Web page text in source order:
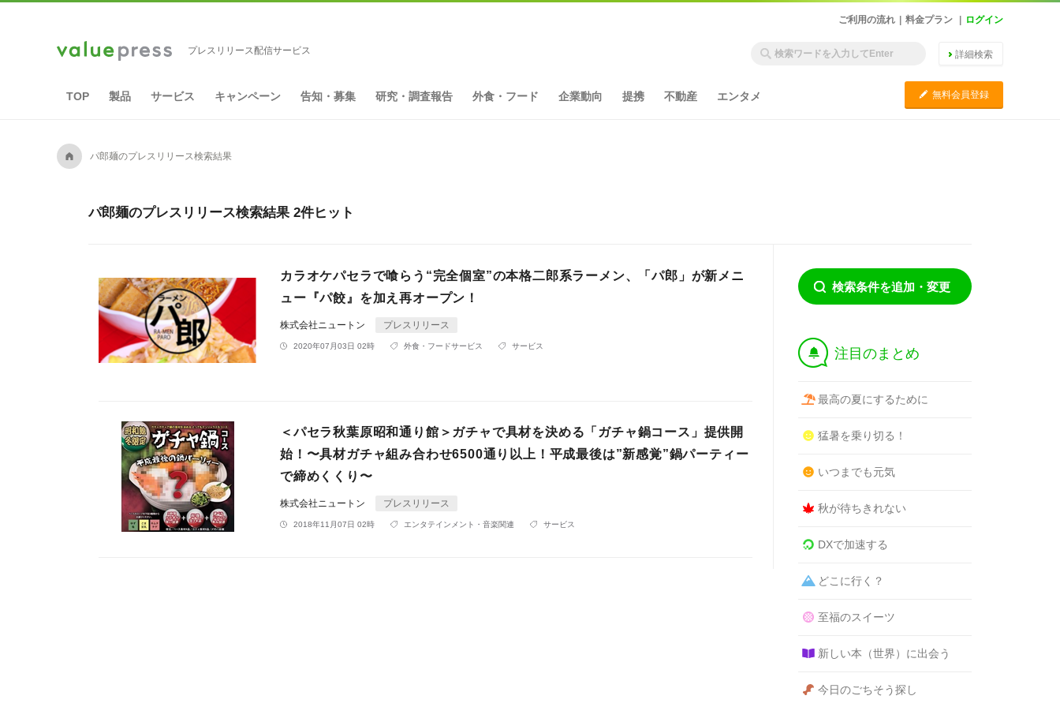
ご利用の流れ 料金プラン ログイン
プレスリリース配信サービス 詳細検索
TOP 製品 サービス キャンペーン 告知・募集 研究・調査報告 外食・フード 企業動向 提携 不動産 エンタメ C 無料会員登録
A パ郎麺のプレスリリース検索結果
パ郎麺のプレスリリース検索結果 2件ヒット
カラオケパセラで喰らう“完全個室”の本格二郎系ラーメン、「パ郎」が新メニ
ュー『パ餃』を加え再オープン！
株式会社ニュートン プレスリリース
2020年07月03日 02時 外食・フードサービス サービス
＜パセラ秋葉原昭和通り館＞ガチャで具材を決める「ガチャ鍋コース」提供開
始！〜具材ガチャ組み合わせ6500通り以上！平成最後は”新感覚”鍋パーティー
で締めくくり〜
株式会社ニュートン プレスリリース
2018年11月07日 02時 エンタテインメント・音楽関連 サービス
検索条件を追加・変更
† 注目のまとめ
最高の夏にするために
猛暑を乗り切る！
いつまでも元気
秋が待ちきれない
DXで加速する
どこに行く？
至福のスイーツ
新しい本（世界）に出会う
今日のごちそう探し